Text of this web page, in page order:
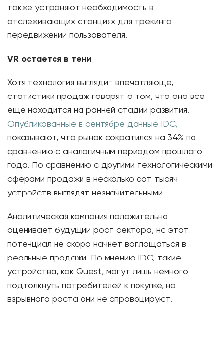
также устраняют необходимость в
отслеживающих станциях для трекинга
передвижений пользователя.
VR остается в тени
Хотя технология выглядит впечатляюще,
статистики продаж говорят о том, что она все
еще находится на ранней стадии развития.
Опубликованные в сентябре данные IDC,
показывают, что рынок сократился на 34% по
сравнению с аналогичным периодом прошлого
года. По сравнению с другими технологическими
сферами продажи в несколько сот тысяч
устройств выглядят незначительными.
Аналитическая компания положительно
оценивает будущий рост сектора, но этот
потенциал не скоро начнет воплощаться в
реальные продажи. По мнению IDC, такие
устройства, как Quest, могут лишь немного
подтолкнуть потребителей к покупке, но
взрывного роста они не спровоцируют.